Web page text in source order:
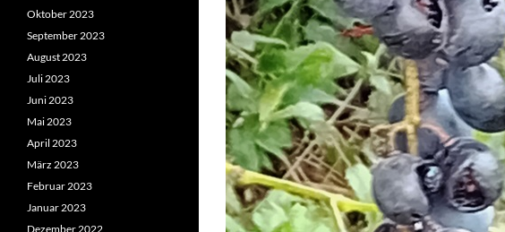
Oktober 2023
September 2023
August 2023
Juli 2023
Juni 2023
Mai 2023
April 2023
März 2023
Februar 2023
Januar 2023
Dezember 2022